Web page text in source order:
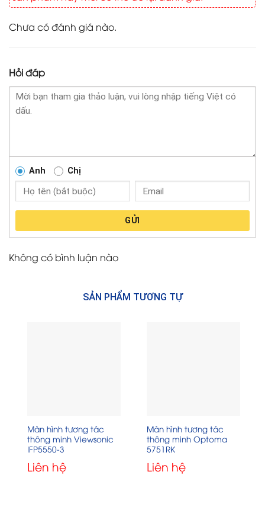
Chưa có đánh giá nào.
Hỏi đáp
Anh Chị
GỬI
Không có bình luận nào
SẢN PHẨM TƯƠNG TỰ
Màn hình tương tác
thông minh Viewsonic
IFP5550-3
Liên hệ
Màn hình tương tác
thông minh Optoma
5751RK
Liên hệ